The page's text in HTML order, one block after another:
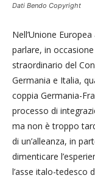
Dati Bendo Copyright
Nell’Unione
parlare, in
straordinario del
Germania e Italia,
coppia Germania-
processo di
ma non è troppo
di un’alleanza, in
dimenticare
l’asse italo-tedesco